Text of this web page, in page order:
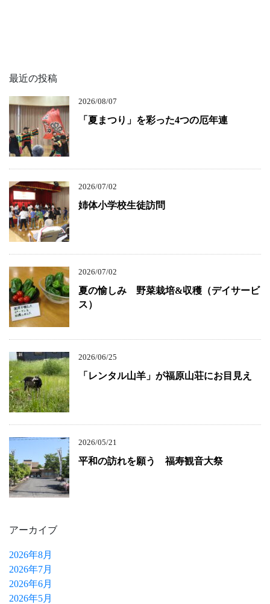
最近の投稿
2026/08/07
「夏まつり」を彩った4つの厄年連
2026/07/02
姉体小学校生徒訪問
2026/07/02
夏の愉しみ 野菜栽培&収穫（デイサービ
ス）
2026/06/25
「レンタル山羊」が福原山荘にお目見え
2026/05/21
平和の訪れを願う 福寿観音大祭
アーカイブ
2026年8月
2026年7月
2026年6月
2026年5月